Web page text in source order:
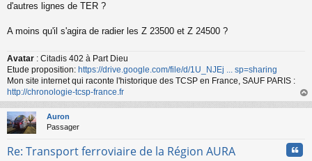
d'autres lignes de TER ?
A moins qu'il s'agira de radier les Z 23500 et Z 24500 ?
Avatar : Citadis 402 à Part Dieu
Etude proposition: https://drive.google.com/file/d/1U_NJEj ... sp=sharing
Mon site internet qui raconte l'historique des TCSP en France, SAUF PARIS :
http://chronologie-tcsp-france.fr
au
Auron
Passager
Re: Transport ferroviaire de la Région AURA